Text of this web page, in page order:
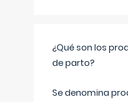
¿Qué son los
de parto?
Se denomina